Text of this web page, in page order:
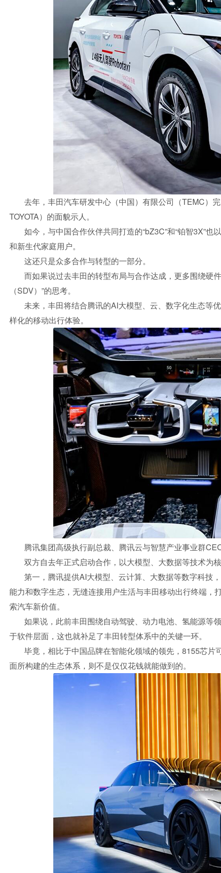
去年，丰田汽车研发中心（中国）有限公司（TEMC）
TOYOTA）的面貌示人。
如今，与中国合作伙伴共同打造的“bZ3C”和“铂智3X”
和新生代家庭用户。
这还只是众多合作与转型的一部分。
而如果说过去丰田的转型布局与合作达成，更多围绕硬
（SDV）”的思考。
未来，丰田将结合腾讯的AI大模型、云、数字化生态等
样化的移动出行体验。
腾讯集团高级执行副总裁、腾讯云与智慧产业事业群
双方自去年正式启动合作，以大模型、大数据等技术为
第一，腾讯提供AI大模型、云计算、大数据等数字科技
能力和数字生态，无缝连接用户生活与丰田移动出行终端
索汽车新价值。
如果说，此前丰田围绕自动驾驶、动力电池、氢能源等
于软件层面，这也就补足了丰田转型体系中的关键一环。
毕竟，相比于中国品牌在智能化领域的领先，8155芯
面所构建的生态体系，则不是仅仅花钱就能做到的。